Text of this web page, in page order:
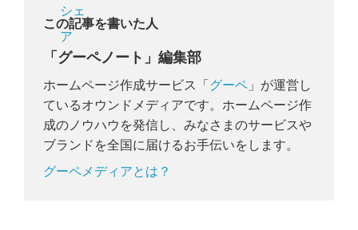
この記事を書いた人
「グーペノート」編集部
ホームページ作成サービス「 グーペ 」が運営し
ているオウンドメディアです。ホームページ作
成のノウハウを発信し、みなさまのサービスや
ブランドを全国に届けるお手伝いをします。
グーペメディアとは？